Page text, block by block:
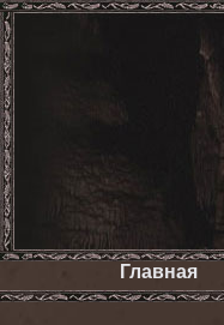
Главная